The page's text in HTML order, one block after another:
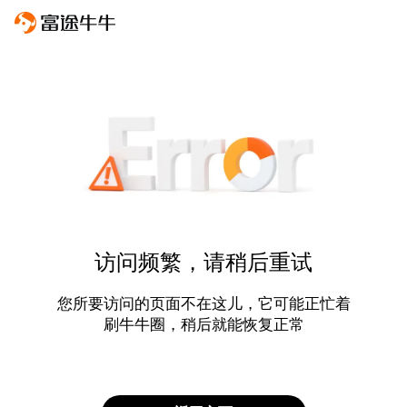
访问频繁，请稍后重试
您所要访问的页面不在这儿，它可能正忙着
刷牛牛圈，稍后就能恢复正常